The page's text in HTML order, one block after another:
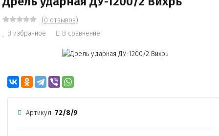
(0 отзывов)
В избранное
В сравнение
Артикул: 72/8/9